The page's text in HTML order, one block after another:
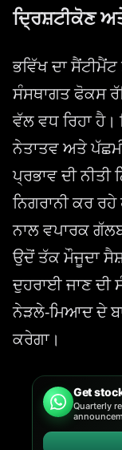
ਦ੍ਰਿਸ਼ਟੀਕੋਣ
ਭਵਿੱਖ ਦਾ
ਸੰਸਥਾਗਤ ਫੋਕਸ
ਵੱਲ ਵਧ ਰਿਹਾ
ਨੇਤਾਤਵ ਅਤੇ
ਪ੍ਰਭਾਵ ਦੀ
ਨਿਗਰਾਨੀ ਕਰ
ਨਾਲ ਵਪਾਰਕ
ਉਦੋਂ ਤੱਕ ਮੌਜੂਦਾ
ਦੁਹਰਾਈ ਜਾਣ ਦੀ
ਨੇੜਲੇ-ਮਿਆਦ ਦੇ
ਕਰੇਗਾ।
Get
Quarterly